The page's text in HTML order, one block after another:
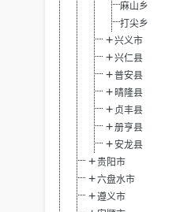
麻山乡
打尖乡
兴义市
兴仁县
普安县
晴隆县
贞丰县
册亨县
安龙县
贵阳市
六盘水市
遵义市